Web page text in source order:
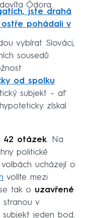
Ódora.
jste drahá
pohádali v
vybírat Slováci,
sousedů
od spolku
subjekt – ať
získal
42 otázek. Na
politické
ucházejí o
volíte mezi
tak o uzavřené
stranou v
jeden bod.